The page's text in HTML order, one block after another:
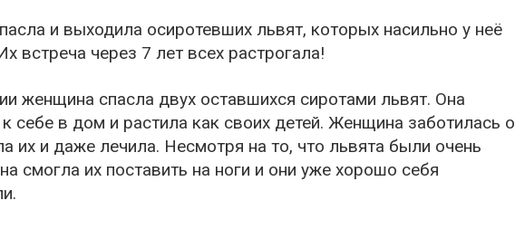
и выходила осиротевших львят, которых насильно у неё
встреча через 7 лет всех растрогала!
женщина спасла двух оставшихся сиротами львят. Она
себе в дом и растила как своих детей. Женщина заботилась о
их и даже лечила. Несмотря на то, что львята были очень
смогла их поставить на ноги и они уже хорошо себя